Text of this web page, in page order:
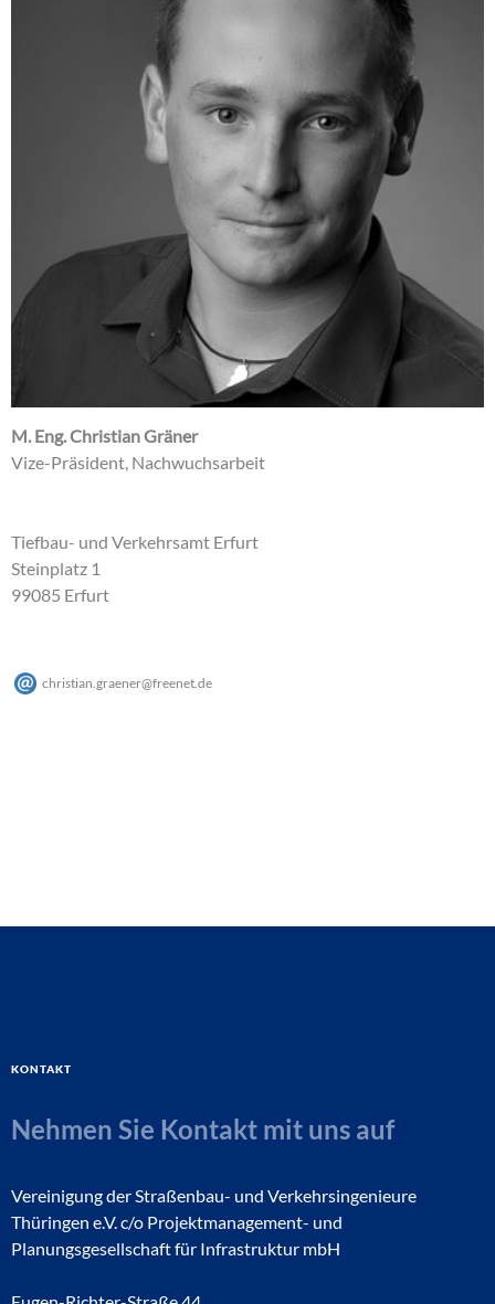
M. Eng. Christian Gräner
Vize-Präsident, Nachwuchsarbeit
Tiefbau- und Verkehrsamt Erfurt
Steinplatz 1
99085 Erfurt
christian.graener@freenet de
Kontakt
Nehmen Sie Kontakt mit uns auf
Vereinigung der Straßenbau- und Verkehrsingenieure
Thüringen e.V. c/o Projektmanagement- und
Planungsgesellschaft für Infrastruktur mbH